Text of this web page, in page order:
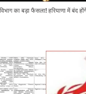
का बड़ा फैसला! हरियाणा में बंद